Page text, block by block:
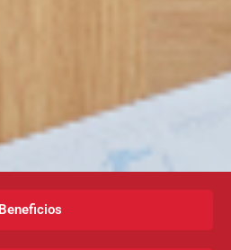
Beneficios